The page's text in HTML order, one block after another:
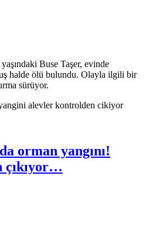
Buse Taşer, evinde
halde ölü bulundu. Olayla ilgili bir
sürüyor.
orman yangını!
çıkıyor…